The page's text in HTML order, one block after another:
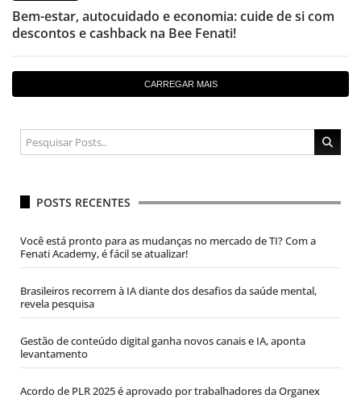
Bem-estar, autocuidado e economia: cuide de si com
descontos e cashback na Bee Fenati!
CARREGAR MAIS
POSTS RECENTES
Você está pronto para as mudanças no mercado de TI? Com a
Fenati Academy, é fácil se atualizar!
Brasileiros recorrem à IA diante dos desafios da saúde mental,
revela pesquisa
Gestão de conteúdo digital ganha novos canais e IA, aponta
levantamento
Acordo de PLR 2025 é aprovado por trabalhadores da Organex